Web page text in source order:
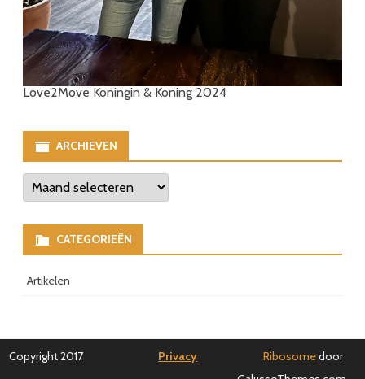
Love2Move Koningin & Koning 2024
ARCHIEVEN
Archieven
CATEGORIEËN
Artikelen
Copyright 2017 Privacy Ribosomedoor